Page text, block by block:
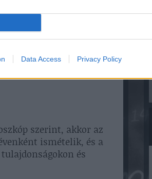
Data Access Privacy Policy
szerint, akkor az
ismételik, és a
és